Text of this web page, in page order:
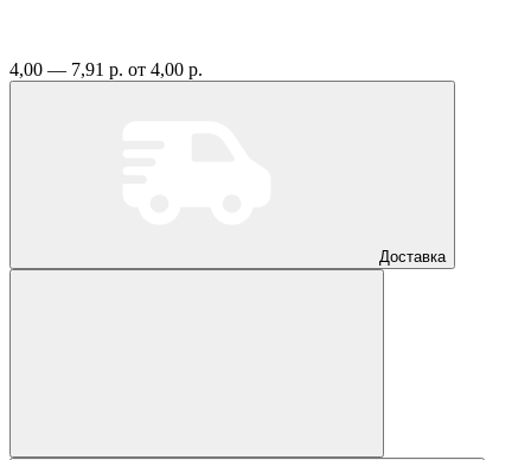
4,00 — 7,91 р. от 4,00 р.
Доставка